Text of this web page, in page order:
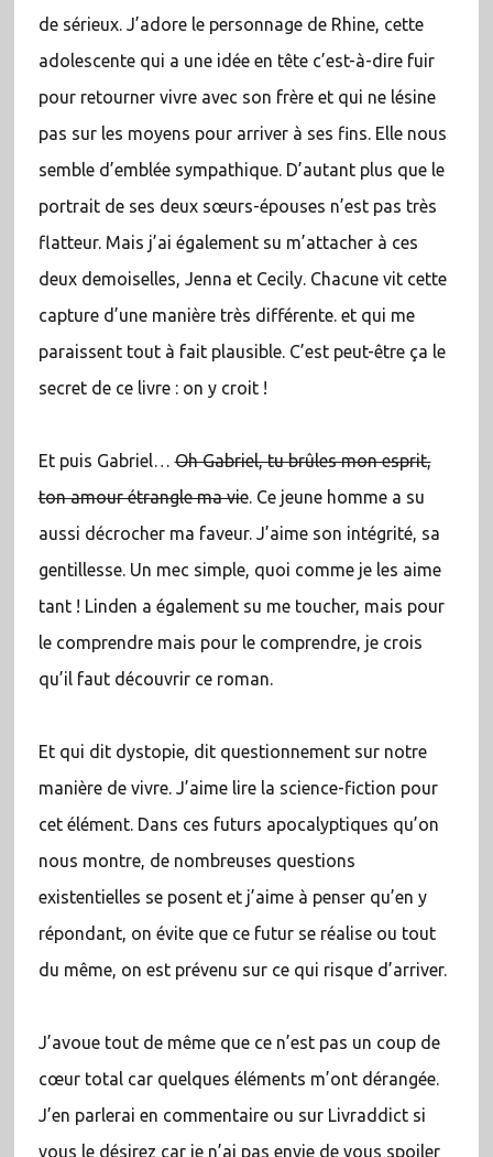
de sérieux. J’adore le personnage de Rhine, cette
adolescente qui a une idée en tête c’est-à-dire fuir
pour retourner vivre avec son frère et qui ne lésine
pas sur les moyens pour arriver à ses fins. Elle nous
semble d’emblée sympathique. D’autant plus que le
portrait de ses deux sœurs-épouses n’est pas très
flatteur. Mais j’ai également su m’attacher à ces
deux demoiselles, Jenna et Cecily. Chacune vit cette
capture d’une manière très différente. et qui me
paraissent tout à fait plausible. C’est peut-être ça le
secret de ce livre : on y croit !
Et puis Gabriel…Oh Gabriel, tu brûles mon esprit,
ton amour étrangle ma vie. Ce jeune homme a su
aussi décrocher ma faveur. J’aime son intégrité, sa
gentillesse. Un mec simple, quoi comme je les aime
tant ! Linden a également su me toucher, mais pour
le comprendre mais pour le comprendre, je crois
qu’il faut découvrir ce roman.
Et qui dit dystopie, dit questionnement sur notre
manière de vivre. J’aime lire la science-fiction pour
cet élément. Dans ces futurs apocalyptiques qu’on
nous montre, de nombreuses questions
existentielles se posent et j’aime à penser qu’en y
répondant, on évite que ce futur se réalise ou tout
du même, on est prévenu sur ce qui risque d’arriver.
J’avoue tout de même que ce n’est pas un coup de
cœur total car quelques éléments m’ont dérangée.
J’en parlerai en commentaire ou sur Livraddict si
vous le désirez car je n’ai pas envie de vous spoiler